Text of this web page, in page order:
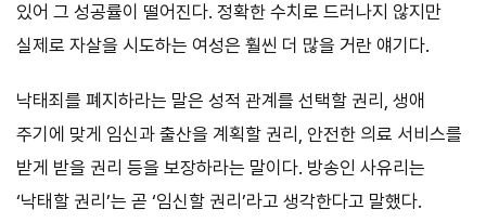
있어 그 성공률이 떨어진다. 정확한 수치로 드러나지 않지만
실제로 자살을 시도하는 여성은 훨씬 더 많을 거란 얘기다.
낙태죄를 폐지하라는 말은 성적 관계를 선택할 권리, 생애
주기에 맞게 임신과 출산을 계획할 권리, 안전한 의료 서비스를
받게 받을 권리 등을 보장하라는 말이다. 방송인 사유리는
‘낙태할 권리’는 곧 ‘임신할 권리’라고 생각한다고 말했다.